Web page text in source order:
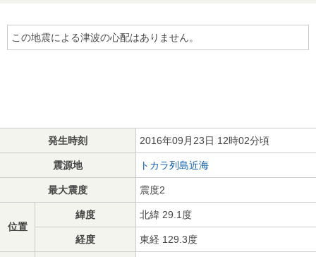
この地震による津波の心配はありません。
発生時刻 2016年09月23日 12時02分頃
震源地 トカラ列島近海
最大震度 震度2
位置
緯度 北緯 29.1度
経度 東経 129.3度